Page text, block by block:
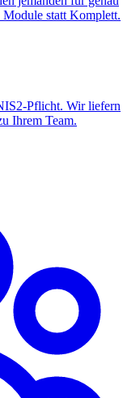
statt Komplett.
Pflicht. Wir liefern
Ihrem Team.